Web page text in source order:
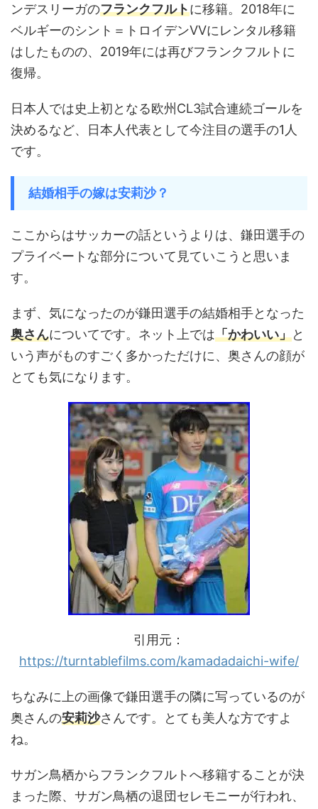
ンデスリーガのフランクフルトに移籍。2018年に
ベルギーのシント＝トロイデンVVにレンタル移籍
はしたものの、2019年には再びフランクフルトに
復帰。
日本人では史上初となる欧州CL3試合連続ゴールを
決めるなど、日本人代表として今注目の選手の1人
です。
結婚相手の嫁は安莉沙？
ここからはサッカーの話というよりは、鎌田選手の
プライベートな部分について見ていこうと思いま
す。
まず、気になったのが鎌田選手の結婚相手となった
奥さんについてです。ネット上では「かわいい」と
いう声がものすごく多かっただけに、奥さんの顔が
とても気になります。
引用元：
https://turntablefilms.com/kamadadaichi-wife/
ちなみに上の画像で鎌田選手の隣に写っているのが
奥さんの安莉沙さんです。とても美人な方ですよ
ね。
サガン鳥栖からフランクフルトへ移籍することが決
まった際、サガン鳥栖の退団セレモニーが行われ、